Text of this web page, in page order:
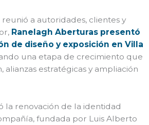
a autoridades, clientes y
Ranelagh Aberturas presentó
de diseño y exposición en Villa
una etapa de crecimiento que
alianzas estratégicas y ampliación
la renovación de la identidad
fundada por Luis Alberto